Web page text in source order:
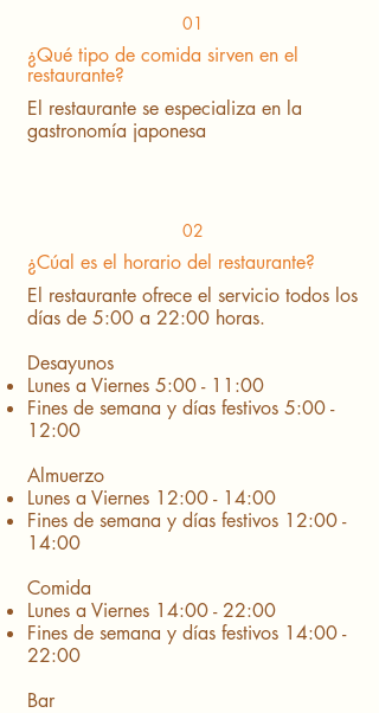
01
¿Qué tipo de comida sirven en el
restaurante?
El restaurante se especializa en la
gastronomía japonesa
02
¿Cúal es el horario del restaurante?
El restaurante ofrece el servicio todos los
días de 5:00 a 22:00 horas.
Desayunos
Lunes a Viernes 5:00 - 11:00
Fines de semana y días festivos 5:00 -
12:00
Almuerzo
Lunes a Viernes 12:00 - 14:00
Fines de semana y días festivos 12:00 -
14:00
Comida
Lunes a Viernes 14:00 - 22:00
Fines de semana y días festivos 14:00 -
22:00
Bar